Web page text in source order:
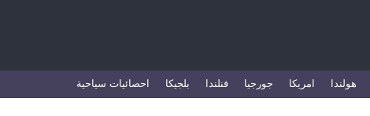
هولندا امريكا جورجيا فنلندا بلجيكا احصائيات سياحية